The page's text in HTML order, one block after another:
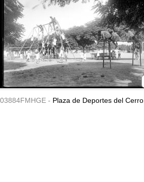
03884FMHGE - Plaza de Deportes del Cerro.